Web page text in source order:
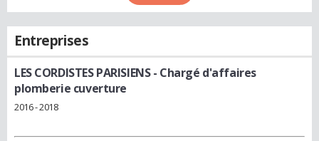
Entreprises
LES CORDISTES PARISIENS- Chargé d'affaires
plomberie cuverture
2016 - 2018